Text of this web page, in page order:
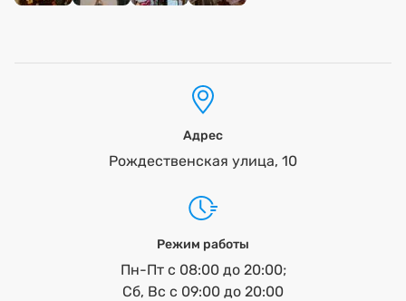
Адрес
Рождественская улица, 10
Режим работы
Пн-Пт с 08:00 до 20:00;
Сб, Вс с 09:00 до 20:00